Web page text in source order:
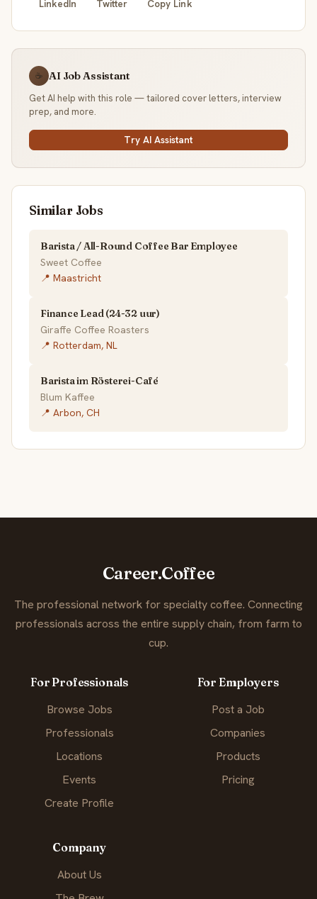
LinkedIn Twitter Copy Link
☕ AI Job Assistant
Get AI help with this role — tailored cover letters, interview
prep, and more.
Try AI Assistant
Similar Jobs
Barista / All-Round Coffee Bar Employee
Sweet Coffee
📍 Maastricht
Finance Lead (24-32 uur)
Giraffe Coffee Roasters
📍 Rotterdam, NL
Barista im Rösterei-Café
Blum Kaffee
📍 Arbon, CH
Career.Coffee
The professional network for specialty coffee. Connecting
professionals across the entire supply chain, from farm to
cup.
For Professionals
Browse Jobs
Professionals
Locations
Events
Create Profile
For Employers
Post a Job
Companies
Products
Pricing
Company
About Us